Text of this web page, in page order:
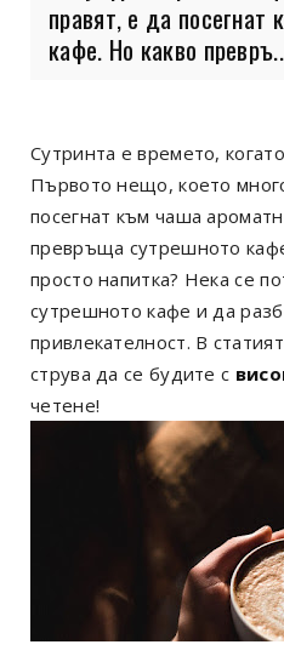
правят, е да посегнат
кафе. Но какво
Сутринта е времето,
Първото нещо, което
посегнат към чаша
превръща сутрешното
просто напитка? Нека се
сутрешното кафе и да
привлекателност. В
струва да се будите с
четене!